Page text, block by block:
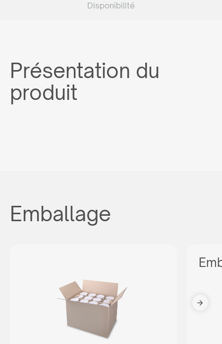
Disponibilité
Présentation du
produit
Emballage